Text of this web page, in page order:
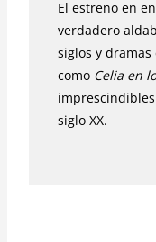
El estreno en
verdadero
siglos y dramas
como Celia en
siglo XX.